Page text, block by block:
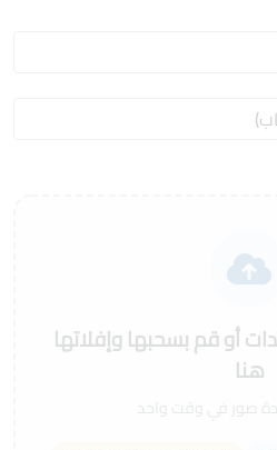
أو قم بسحبها وإفلاتها
هنا
صور في وقت واحد